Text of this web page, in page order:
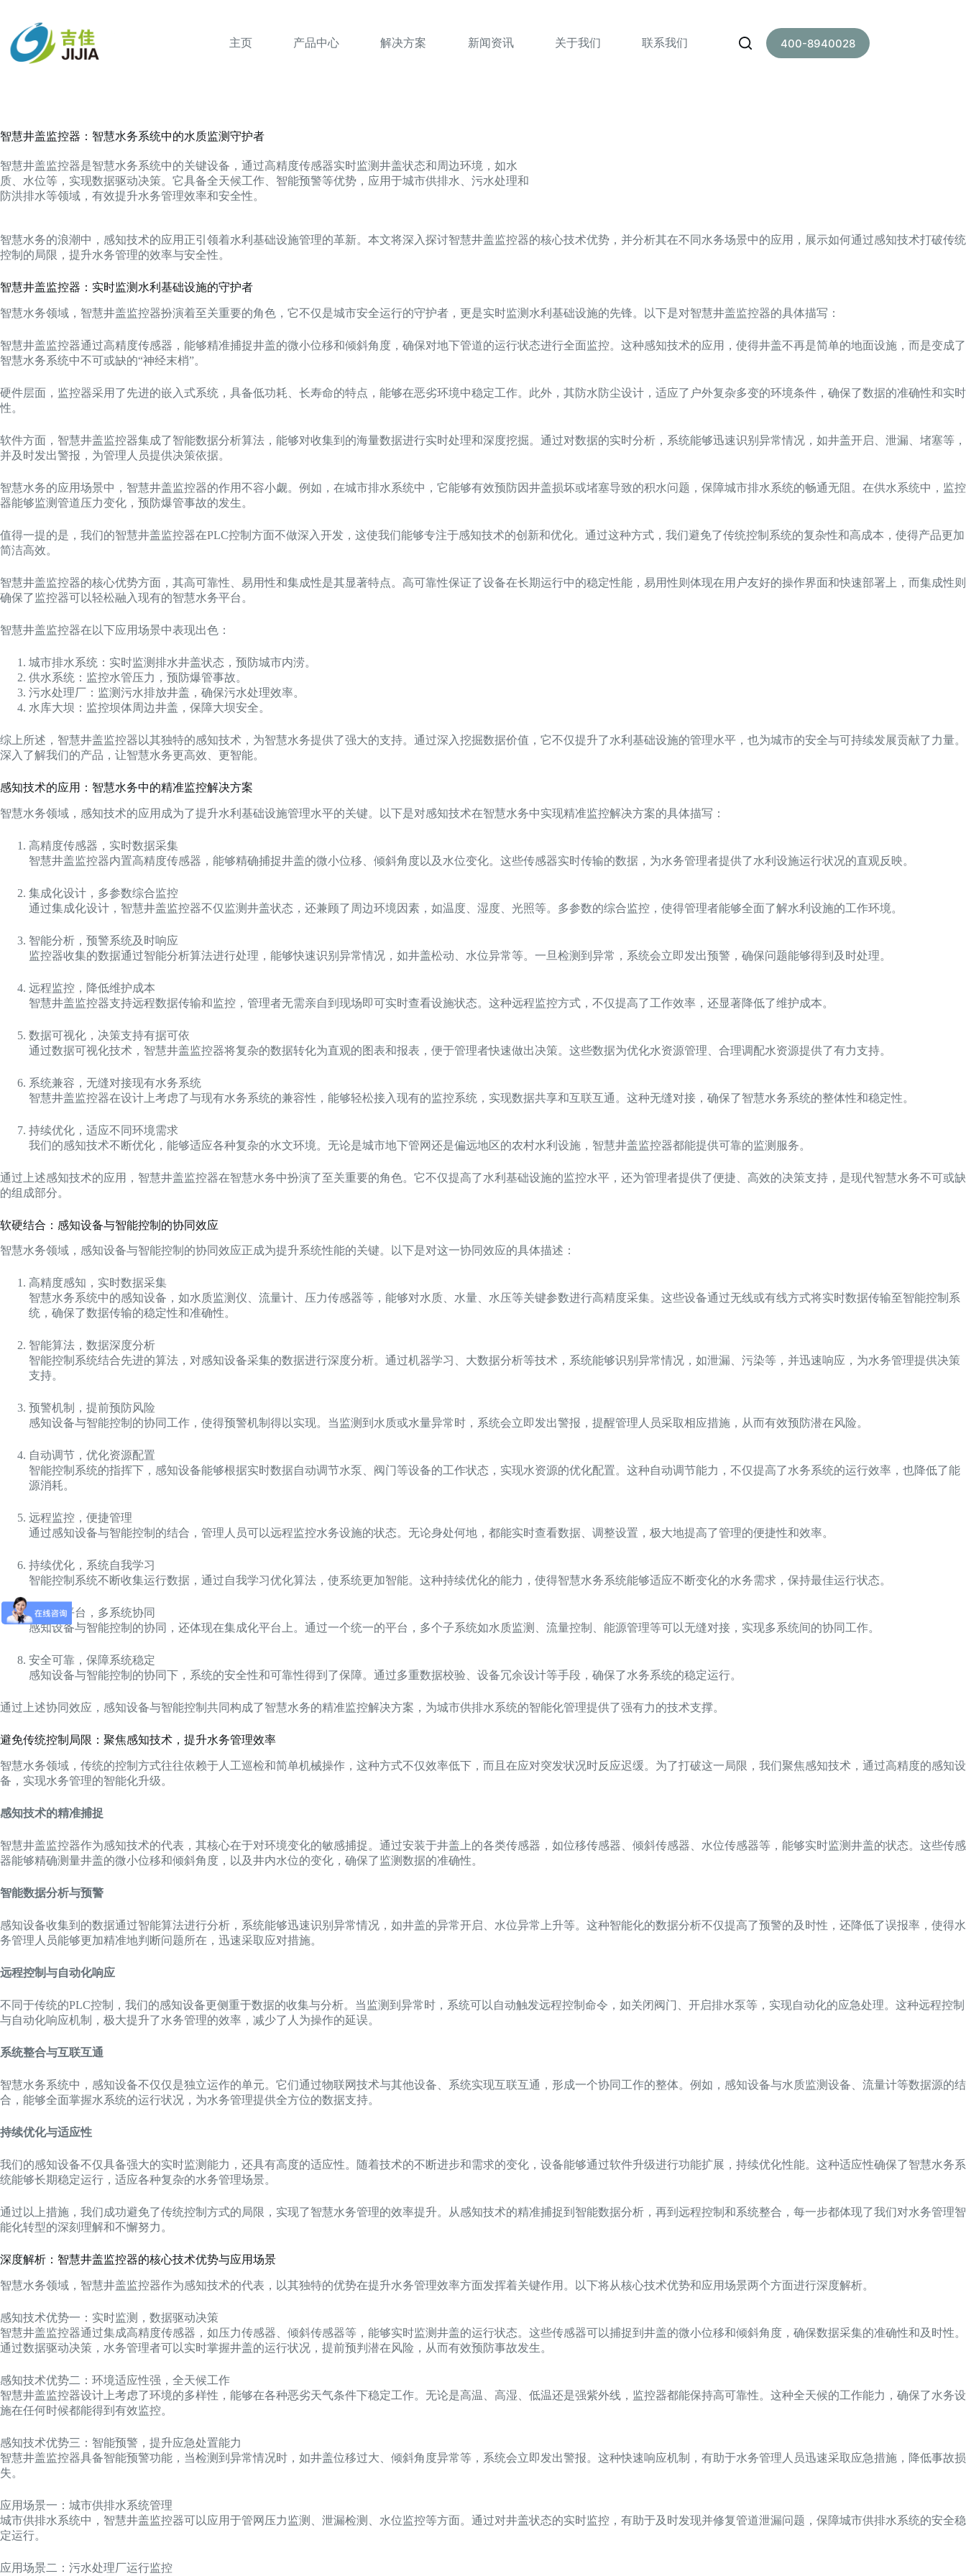
容
主页 产品中心 解决方案 新闻资讯 关于我们 联系我们 400-8940028
智慧井盖监控器：智慧水务系统中的水质监测守护者
智慧井盖监控器是智慧水务系统中的关键设备，通过高精度传感器实时监测井盖状态和周边环境，如水
质、水位等，实现数据驱动决策。它具备全天候工作、智能预警等优势，应用于城市供排水、污水处理和
防洪排水等领域，有效提升水务管理效率和安全性。
智慧水务的浪潮中，感知技术的应用正引领着水利基础设施管理的革新。本文将深入探讨智慧井盖监控器的核心技术优势，并分析其在不同水务场景中的应用，展示如何通过感知技术打破传统
控制的局限，提升水务管理的效率与安全性。
智慧井盖监控器：实时监测水利基础设施的守护者
智慧水务领域，智慧井盖监控器扮演着至关重要的角色，它不仅是城市安全运行的守护者，更是实时监测水利基础设施的先锋。以下是对智慧井盖监控器的具体描写：
智慧井盖监控器通过高精度传感器，能够精准捕捉井盖的微小位移和倾斜角度，确保对地下管道的运行状态进行全面监控。这种感知技术的应用，使得井盖不再是简单的地面设施，而是变成了
智慧水务系统中不可或缺的“神经末梢”。
硬件层面，监控器采用了先进的嵌入式系统，具备低功耗、长寿命的特点，能够在恶劣环境中稳定工作。此外，其防水防尘设计，适应了户外复杂多变的环境条件，确保了数据的准确性和实时
性。
软件方面，智慧井盖监控器集成了智能数据分析算法，能够对收集到的海量数据进行实时处理和深度挖掘。通过对数据的实时分析，系统能够迅速识别异常情况，如井盖开启、泄漏、堵塞等，
并及时发出警报，为管理人员提供决策依据。
智慧水务的应用场景中，智慧井盖监控器的作用不容小觑。例如，在城市排水系统中，它能够有效预防因井盖损坏或堵塞导致的积水问题，保障城市排水系统的畅通无阻。在供水系统中，监控
器能够监测管道压力变化，预防爆管事故的发生。
值得一提的是，我们的智慧井盖监控器在PLC控制方面不做深入开发，这使我们能够专注于感知技术的创新和优化。通过这种方式，我们避免了传统控制系统的复杂性和高成本，使得产品更加
简洁高效。
智慧井盖监控器的核心优势方面，其高可靠性、易用性和集成性是其显著特点。高可靠性保证了设备在长期运行中的稳定性能，易用性则体现在用户友好的操作界面和快速部署上，而集成性则
确保了监控器可以轻松融入现有的智慧水务平台。
智慧井盖监控器在以下应用场景中表现出色：
城市排水系统：实时监测排水井盖状态，预防城市内涝。
供水系统：监控水管压力，预防爆管事故。
污水处理厂：监测污水排放井盖，确保污水处理效率。
水库大坝：监控坝体周边井盖，保障大坝安全。
综上所述，智慧井盖监控器以其独特的感知技术，为智慧水务提供了强大的支持。通过深入挖掘数据价值，它不仅提升了水利基础设施的管理水平，也为城市的安全与可持续发展贡献了力量。
深入了解我们的产品，让智慧水务更高效、更智能。
感知技术的应用：智慧水务中的精准监控解决方案
智慧水务领域，感知技术的应用成为了提升水利基础设施管理水平的关键。以下是对感知技术在智慧水务中实现精准监控解决方案的具体描写：
高精度传感器，实时数据采集
智慧井盖监控器内置高精度传感器，能够精确捕捉井盖的微小位移、倾斜角度以及水位变化。这些传感器实时传输的数据，为水务管理者提供了水利设施运行状况的直观反映。
集成化设计，多参数综合监控
通过集成化设计，智慧井盖监控器不仅监测井盖状态，还兼顾了周边环境因素，如温度、湿度、光照等。多参数的综合监控，使得管理者能够全面了解水利设施的工作环境。
智能分析，预警系统及时响应
监控器收集的数据通过智能分析算法进行处理，能够快速识别异常情况，如井盖松动、水位异常等。一旦检测到异常，系统会立即发出预警，确保问题能够得到及时处理。
远程监控，降低维护成本
智慧井盖监控器支持远程数据传输和监控，管理者无需亲自到现场即可实时查看设施状态。这种远程监控方式，不仅提高了工作效率，还显著降低了维护成本。
数据可视化，决策支持有据可依
通过数据可视化技术，智慧井盖监控器将复杂的数据转化为直观的图表和报表，便于管理者快速做出决策。这些数据为优化水资源管理、合理调配水资源提供了有力支持。
系统兼容，无缝对接现有水务系统
智慧井盖监控器在设计上考虑了与现有水务系统的兼容性，能够轻松接入现有的监控系统，实现数据共享和互联互通。这种无缝对接，确保了智慧水务系统的整体性和稳定性。
持续优化，适应不同环境需求
我们的感知技术不断优化，能够适应各种复杂的水文环境。无论是城市地下管网还是偏远地区的农村水利设施，智慧井盖监控器都能提供可靠的监测服务。
通过上述感知技术的应用，智慧井盖监控器在智慧水务中扮演了至关重要的角色。它不仅提高了水利基础设施的监控水平，还为管理者提供了便捷、高效的决策支持，是现代智慧水务不可或缺
的组成部分。
软硬结合：感知设备与智能控制的协同效应
智慧水务领域，感知设备与智能控制的协同效应正成为提升系统性能的关键。以下是对这一协同效应的具体描述：
高精度感知，实时数据采集
智慧水务系统中的感知设备，如水质监测仪、流量计、压力传感器等，能够对水质、水量、水压等关键参数进行高精度采集。这些设备通过无线或有线方式将实时数据传输至智能控制系
统，确保了数据传输的稳定性和准确性。
智能算法，数据深度分析
智能控制系统结合先进的算法，对感知设备采集的数据进行深度分析。通过机器学习、大数据分析等技术，系统能够识别异常情况，如泄漏、污染等，并迅速响应，为水务管理提供决策
支持。
预警机制，提前预防风险
感知设备与智能控制的协同工作，使得预警机制得以实现。当监测到水质或水量异常时，系统会立即发出警报，提醒管理人员采取相应措施，从而有效预防潜在风险。
自动调节，优化资源配置
智能控制系统的指挥下，感知设备能够根据实时数据自动调节水泵、阀门等设备的工作状态，实现水资源的优化配置。这种自动调节能力，不仅提高了水务系统的运行效率，也降低了能
源消耗。
远程监控，便捷管理
通过感知设备与智能控制的结合，管理人员可以远程监控水务设施的状态。无论身处何地，都能实时查看数据、调整设置，极大地提高了管理的便捷性和效率。
持续优化，系统自我学习
智能控制系统不断收集运行数据，通过自我学习优化算法，使系统更加智能。这种持续优化的能力，使得智慧水务系统能够适应不断变化的水务需求，保持最佳运行状态。
集成化平台，多系统协同
感知设备与智能控制的协同，还体现在集成化平台上。通过一个统一的平台，多个子系统如水质监测、流量控制、能源管理等可以无缝对接，实现多系统间的协同工作。
安全可靠，保障系统稳定
感知设备与智能控制的协同下，系统的安全性和可靠性得到了保障。通过多重数据校验、设备冗余设计等手段，确保了水务系统的稳定运行。
通过上述协同效应，感知设备与智能控制共同构成了智慧水务的精准监控解决方案，为城市供排水系统的智能化管理提供了强有力的技术支撑。
避免传统控制局限：聚焦感知技术，提升水务管理效率
智慧水务领域，传统的控制方式往往依赖于人工巡检和简单机械操作，这种方式不仅效率低下，而且在应对突发状况时反应迟缓。为了打破这一局限，我们聚焦感知技术，通过高精度的感知设
备，实现水务管理的智能化升级。
感知技术的精准捕捉
智慧井盖监控器作为感知技术的代表，其核心在于对环境变化的敏感捕捉。通过安装于井盖上的各类传感器，如位移传感器、倾斜传感器、水位传感器等，能够实时监测井盖的状态。这些传感
器能够精确测量井盖的微小位移和倾斜角度，以及井内水位的变化，确保了监测数据的准确性。
智能数据分析与预警
感知设备收集到的数据通过智能算法进行分析，系统能够迅速识别异常情况，如井盖的异常开启、水位异常上升等。这种智能化的数据分析不仅提高了预警的及时性，还降低了误报率，使得水
务管理人员能够更加精准地判断问题所在，迅速采取应对措施。
远程控制与自动化响应
不同于传统的PLC控制，我们的感知设备更侧重于数据的收集与分析。当监测到异常时，系统可以自动触发远程控制命令，如关闭阀门、开启排水泵等，实现自动化的应急处理。这种远程控制
与自动化响应机制，极大提升了水务管理的效率，减少了人为操作的延误。
系统整合与互联互通
智慧水务系统中，感知设备不仅仅是独立运作的单元。它们通过物联网技术与其他设备、系统实现互联互通，形成一个协同工作的整体。例如，感知设备与水质监测设备、流量计等数据源的结
合，能够全面掌握水系统的运行状况，为水务管理提供全方位的数据支持。
持续优化与适应性
我们的感知设备不仅具备强大的实时监测能力，还具有高度的适应性。随着技术的不断进步和需求的变化，设备能够通过软件升级进行功能扩展，持续优化性能。这种适应性确保了智慧水务系
统能够长期稳定运行，适应各种复杂的水务管理场景。
通过以上措施，我们成功避免了传统控制方式的局限，实现了智慧水务管理的效率提升。从感知技术的精准捕捉到智能数据分析，再到远程控制和系统整合，每一步都体现了我们对水务管理智
能化转型的深刻理解和不懈努力。
深度解析：智慧井盖监控器的核心技术优势与应用场景
智慧水务领域，智慧井盖监控器作为感知技术的代表，以其独特的优势在提升水务管理效率方面发挥着关键作用。以下将从核心技术优势和应用场景两个方面进行深度解析。
感知技术优势一：实时监测，数据驱动决策
智慧井盖监控器通过集成高精度传感器，如压力传感器、倾斜传感器等，能够实时监测井盖的运行状态。这些传感器可以捕捉到井盖的微小位移和倾斜角度，确保数据采集的准确性和及时性。
通过数据驱动决策，水务管理者可以实时掌握井盖的运行状况，提前预判潜在风险，从而有效预防事故发生。
感知技术优势二：环境适应性强，全天候工作
智慧井盖监控器设计上考虑了环境的多样性，能够在各种恶劣天气条件下稳定工作。无论是高温、高湿、低温还是强紫外线，监控器都能保持高可靠性。这种全天候的工作能力，确保了水务设
施在任何时候都能得到有效监控。
感知技术优势三：智能预警，提升应急处置能力
智慧井盖监控器具备智能预警功能，当检测到异常情况时，如井盖位移过大、倾斜角度异常等，系统会立即发出警报。这种快速响应机制，有助于水务管理人员迅速采取应急措施，降低事故损
失。
应用场景一：城市供排水系统管理
城市供排水系统中，智慧井盖监控器可以应用于管网压力监测、泄漏检测、水位监控等方面。通过对井盖状态的实时监控，有助于及时发现并修复管道泄漏问题，保障城市供排水系统的安全稳
定运行。
应用场景二：污水处理厂运行监控